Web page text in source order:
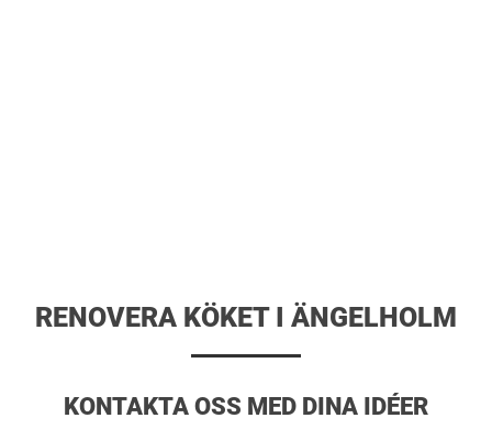
RENOVERA KÖKET I ÄNGELHOLM
KONTAKTA OSS MED DINA IDÉER